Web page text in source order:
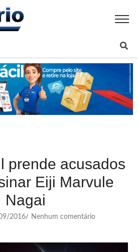
prende acusados
Eiji Marvule
Nagai
2016/ Nenhum comentário